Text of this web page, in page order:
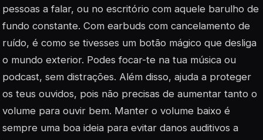
pessoas a falar, ou no escritório com aquele barulho de
fundo constante. Com earbuds com cancelamento de
ruído, é como se tivesses um botão mágico que desliga
o mundo exterior. Podes focar-te na tua música ou
podcast, sem distrações. Além disso, ajuda a proteger
os teus ouvidos, pois não precisas de aumentar tanto o
volume para ouvir bem. Manter o volume baixo é
sempre uma boa ideia para evitar danos auditivos a